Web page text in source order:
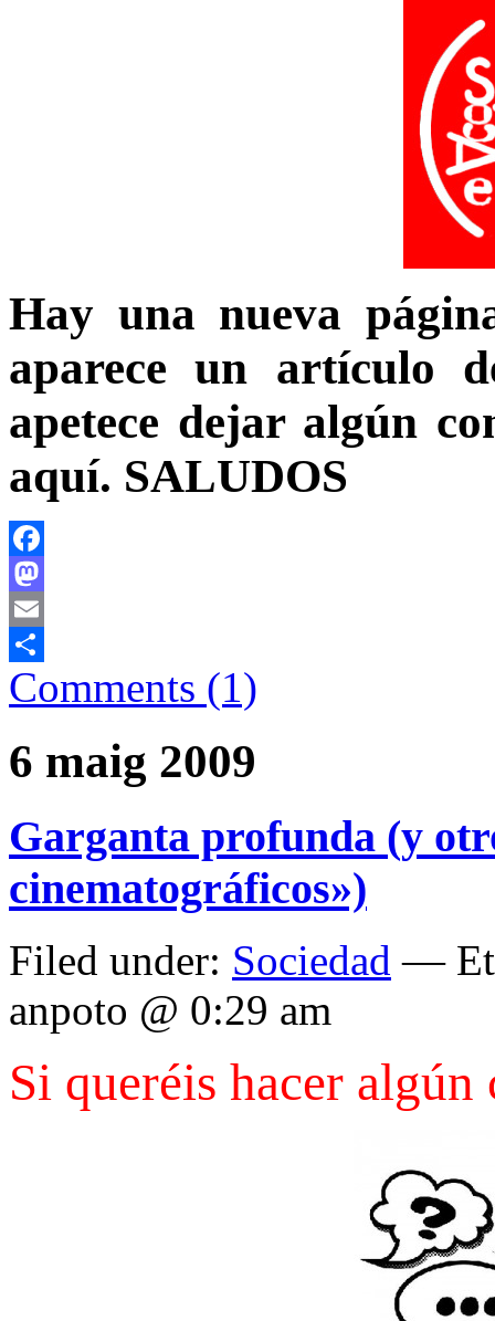
Hay una nueva
aparece un artículo
apetece dejar algún
aquí. SALUDOS
Facebook
Mastodon
Email
Comparteix
Comments (1)
6 maig 2009
Garganta profunda (y
cinematográficos»)
Filed under: Sociedad —
anpoto @ 0:29 am
Si queréis hacer